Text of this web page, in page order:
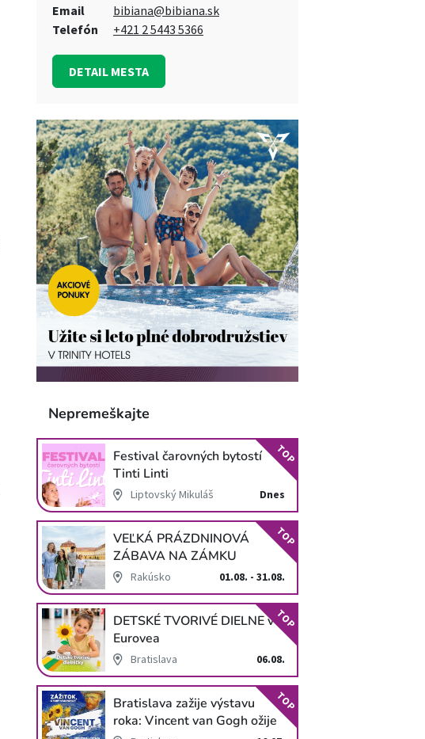
Email
bibiana@bibiana.sk
Telefón
+421 2 5443 5366
DETAIL MESTA
Nepremeškajte
Festival čarovných bytostí
Tinti Linti
Liptovský Mikuláš Dnes
TOP
VEĽKÁ PRÁZDNINOVÁ
ZÁBAVA NA ZÁMKU
SCHLOSS HOF
Rakúsko 01.08. - 31.08.
TOP
DETSKÉ TVORIVÉ DIELNE v
Eurovea
Bratislava 06.08.
TOP
Bratislava zažije výstavu
roka: Vincent van Gogh ožije
TOP